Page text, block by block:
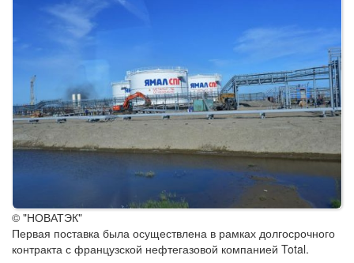
© "НОВАТЭК"
Первая поставка была осуществлена в рамках долгосрочного
контракта с французской нефтегазовой компанией Total.